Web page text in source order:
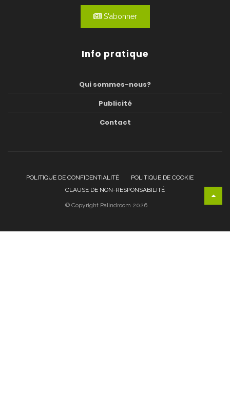
S'abonner
Info pratique
Qui sommes-nous?
Publicité
Contact
POLITIQUE DE CONFIDENTIALITÉ
POLITIQUE DE COOKIE
CLAUSE DE NON-RESPONSABILITÉ
© Copyright Palindroom 2026